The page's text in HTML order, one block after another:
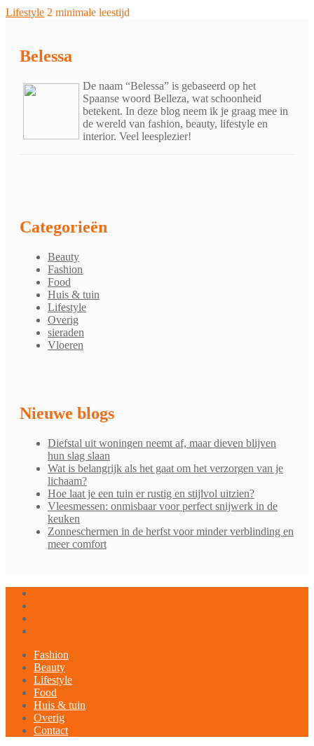
Lifestyle 2 minimale leestijd
Belessa
De naam “Belessa” is gebaseerd op het
Spaanse woord Belleza, wat schoonheid
betekent. In deze blog neem ik je graag mee in
de wereld van fashion, beauty, lifestyle en
interior. Veel leesplezier!
Categorieën
Beauty
Fashion
Food
Huis & tuin
Lifestyle
Overig
sieraden
Vloeren
Nieuwe blogs
Diefstal uit woningen neemt af, maar dieven blijven
hun slag slaan
Wat is belangrijk als het gaat om het verzorgen van je
lichaam?
Hoe laat je een tuin er rustig en stijlvol uitzien?
Vleesmessen: onmisbaar voor perfect snijwerk in de
keuken
Zonneschermen in de herfst voor minder verblinding en
meer comfort
Fashion
Beauty
Lifestyle
Food
Huis & tuin
Overig
Contact